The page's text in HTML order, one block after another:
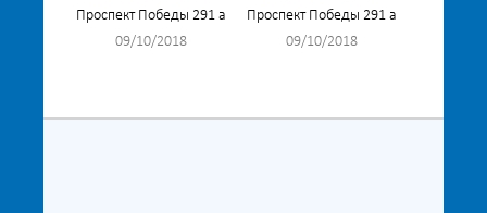
Проспект Победы 291 а
09/10/2018
Проспект Победы 291 а
09/10/2018